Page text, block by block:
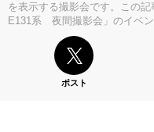
を表示する撮影会です。この
E131系 夜間撮影会」のイベン
ポスト